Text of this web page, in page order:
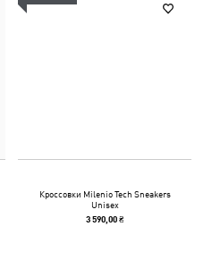
Кроссовки Milenio Tech Sneakers
Unisex
3 590,00 ₴